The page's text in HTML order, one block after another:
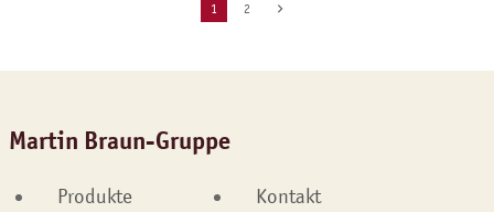
1 2
Martin Braun-Gruppe
Produkte
Kontakt